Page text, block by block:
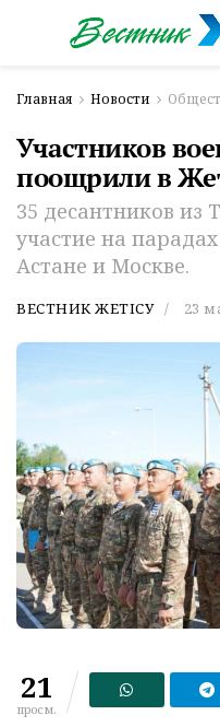
Главная Новости
Участников
поощрили в
35 десантников
участие на
Астане и Москве.
ВЕСТНИК ЖЕТІСУ 23
21
просм.